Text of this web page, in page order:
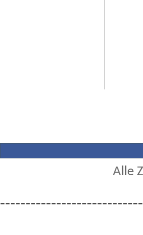
Alle